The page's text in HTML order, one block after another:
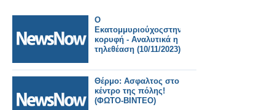
Ο
Εκατομμυριούχοςστην
κορυφή - Αναλυτικά η
τηλεθέαση (10/11/2023)
Θέρμο: Ασφαλτος στο
κέντρο της πόλης!
(ΦΩΤΟ-ΒΙΝΤΕΟ)